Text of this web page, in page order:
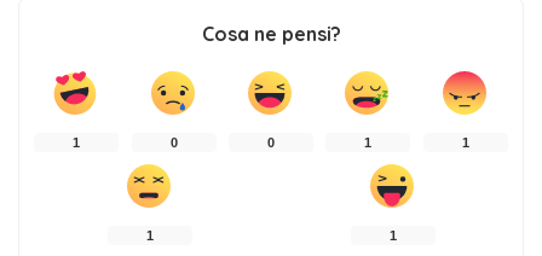
Cosa ne pensi?
1 0 0 1 1
1 1